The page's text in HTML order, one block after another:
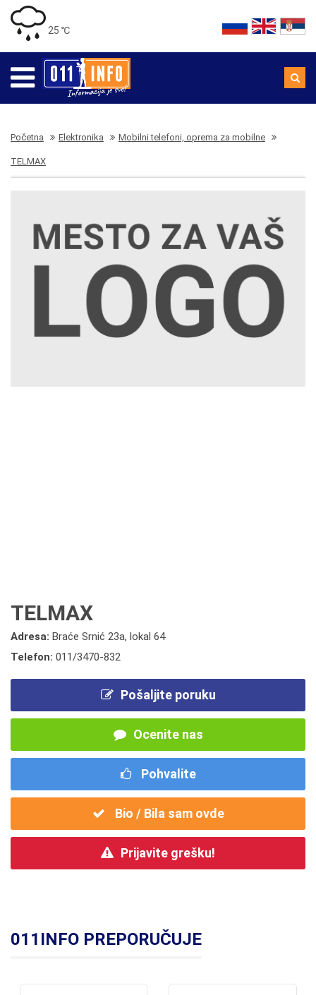
25 ℃
Početna Elektronika Mobilni telefoni, oprema za mobilne
TELMAX
TELMAX
Adresa: Braće Srnić 23a, lokal 64
Telefon: 011/3470-832
Pošaljite poruku
Ocenite nas
Pohvalite
Bio / Bila sam ovde
Prijavite grešku!
011INFO PREPORUČUJE